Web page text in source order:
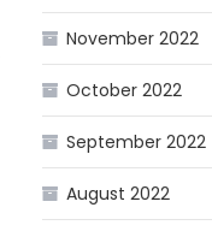
November 2022
October 2022
September 2022
August 2022